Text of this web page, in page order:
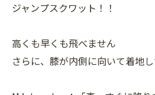
ジャンプスクワット！！
高くも早くも飛べません
さらに、膝が内側に向いて着地